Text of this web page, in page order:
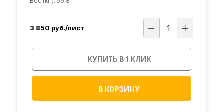
3 850 руб./лист
КУПИТЬ В 1 КЛИК
В КОРЗИНУ